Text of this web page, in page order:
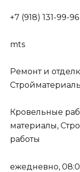
+7 (918) 131-99-96
mts
Ремонт и
Кровельные
материалы,
работы
ежедневно,